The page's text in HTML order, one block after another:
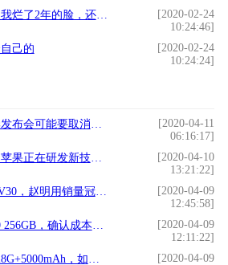
的脸，还看那些外国货干啥
[2020-02-24
10:24:46]
己的
[2020-02-24
10:24:24]
消了，iPhone9等新品线上发布
[2020-04-11
06:16:17]
技术，无孔iPhone真的要来了？
[2020-04-10
13:21:22]
赵明用销量冠军来回应
[2020-04-09
12:45:58]
，确认成本为3085元
[2020-04-09
12:11:22]
，如今跌破2000
[2020-04-09